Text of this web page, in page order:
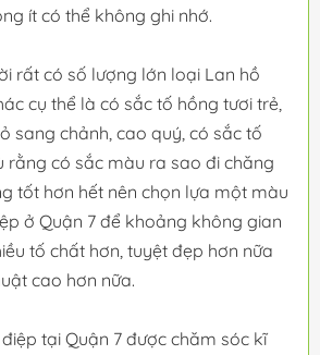
ít có thể không ghi nhớ.
rất có số lượng lớn loại Lan hồ
cụ thể là có sắc tố hồng tươi trẻ,
sang chảnh, cao quý, có sắc tố
rằng có sắc màu ra sao đi chăng
tốt hơn hết nên chọn lựa một màu
ở Quận 7 để khoảng không gian
tố chất hơn, tuyệt đẹp hơn nữa
cao hơn nữa.
tại Quận 7 được chăm sóc kĩ